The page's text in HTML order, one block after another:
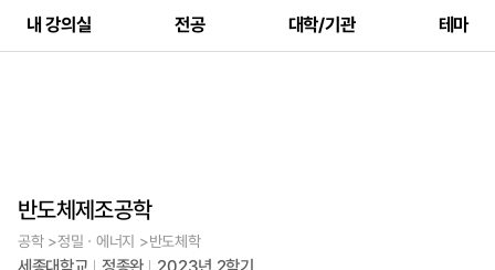
내 강의실 전공 대학/기관 테마
반도체제조공학
공학 >정밀ㆍ에너지 >반도체학